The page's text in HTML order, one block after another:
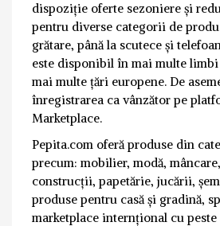
dispoziție oferte sezoniere și
pentru diverse categorii de
grătare, până la scutece și
este disponibil în mai multe
mai multe țări europene. De
înregistrarea ca vânzător pe
Marketplace.
Pepita.com oferă produse din
precum: mobilier, modă,
construcții, papetărie, jucării,
produse pentru casă și gradină,
marketplace internțional cu peste